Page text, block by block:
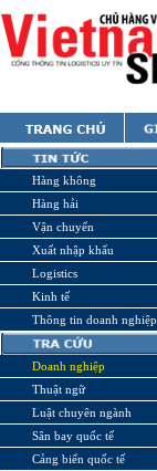
Hàng không
Hàng hải
Vận chuyển
Xuất nhập khẩu
Logistics
Kinh tế
Thông tin doanh nghiệp
Doanh nghiệp
Thuật ngữ
Luật chuyên ngành
Sân bay quốc tế
Cảng biển quốc tế